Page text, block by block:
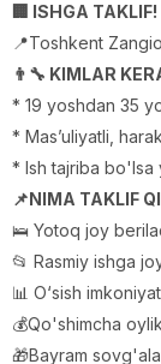
🏢 ISHGA TAKLIF!
📍Toshkent
👨‍🔧 KIMLAR
* 19 yoshdan 35
* Mas’uliyatli,
* Ish tajriba bo'lsa
📌NIMA TAKLIF
🛌 Yotoq joy
📂 Rasmiy ishga
📊 O‘sish
💰Qo'shimcha
🎁Bayram